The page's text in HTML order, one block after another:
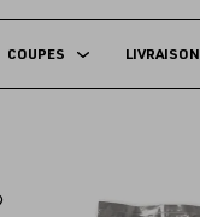
COUPES LIVRAISON